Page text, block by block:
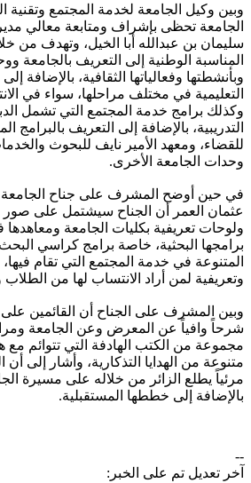
وبين وكيل الجامعة لخدمة المجتمع
الجامعة تحظى بإشراف ومتابعة معالي مدير
سليمان بن عبدالله أبا الخيل، وتهدف من
المناسبة الوطنية إلى التعريف بالجامعة
وبأنشطتها وفعالياتها الثقافية، بالإضافة
التعليمية في مختلف مراحلها، سواء في
وكذلك برامج خدمة المجتمع التي تشمل
التدريبية، بالإضافة إلى التعريف بالبرامج
للقضاء، ومعهد الأمير نايف للبحوث
وحدات الجامعة الأخرى.
في حين أوضح المشرف على جناح الجامعة
عثمان العمر أن الجناح سيشتمل على صور
ولوحات تعريفية بكليات الجامعة ومعاهدها
برامجها البحثية، خاصة برامج كراسي
المتنوعة في خدمة المجتمع التي تقام فيها،
وتعريفية لمن أراد الانتساب لها من الطلاب
وبين المشرف على الجناح أن القائمين على
شرحاً وافياً عن المعرض وعن الجامعة
مجموعة من الكتب الهادفة التي تتوائم
متنوعة من الهدايا التذكارية، وأشار إلى
مرئياً يطلع الزائر من خلاله على مسيرة
بالإضافة إلى خططها المستقبلية.
--
آخر تعديل تم على الخبر: